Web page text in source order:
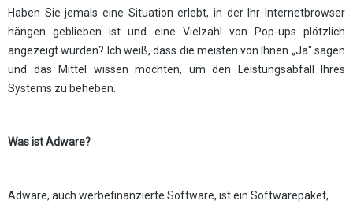
Sale
Presseraum
Haben Sie jemals eine Situation erlebt, in der Ihr Internetbrowser
hängen geblieben ist und eine Vielzahl von Pop-ups plötzlich
angezeigt wurden? Ich weiß, dass die meisten von Ihnen „Ja" sagen
und das Mittel wissen möchten, um den Leistungsabfall Ihres
Systems zu beheben.
Was ist Adware?
Adware, auch werbefinanzierte Software, ist ein Softwarepaket,